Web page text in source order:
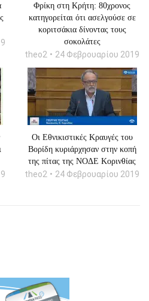
Φρίκη στη Κρήτη: 80χρονος
κατηγορείται ότι ασελγούσε σε
κοριτσάκια δίνοντας τους
σοκολάτες
theo2 24 Φεβρουαρίου 2019
Οι Εθνικιστικές Κραυγές του
Βορίδη κυριάρχησαν στην κοπή
της πίτας της ΝΟΔΕ Κορινθίας
theo2 24 Φεβρουαρίου 2019